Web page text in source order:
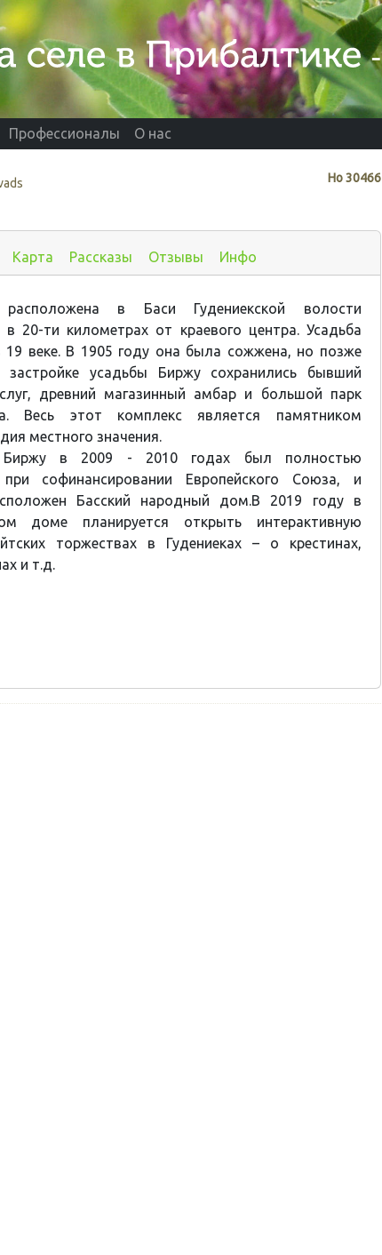
Профессионалы О нас
Нo30466
Карта Рассказы Отзывы Инфо
в Баси Гудениекской волости
в 20-ти километрах от краевого центра. Усадьба
19 веке. В 1905 году она была сожжена, но позже
застройке усадьбы Биржу сохранились бывший
древний магазинный амбар и большой парк
Весь этот комплекс является памятником
местного значения.
в 2009 - 2010 годах был полностью
при софинансировании Европейского Союза, и
Басский народный дом.В 2019 году в
доме планируется открыть интерактивную
торжествах в Гудениеках – о крестинах,
и т.д.